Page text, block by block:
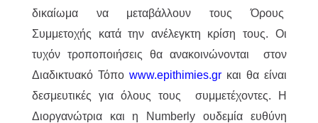
δικαίωμα να μεταβάλλουν τους Όρους
Συμμετοχής κατά την ανέλεγκτη κρίση τους. Οι
τυχόν τροποποιήσεις θα ανακοινώνονται στον
Διαδικτυακό Τόπο www.epithimies.gr και θα είναι
δεσμευτικές για όλους τους συμμετέχοντες. Η
Διοργανώτρια και η Numberly ουδεμία ευθύνη